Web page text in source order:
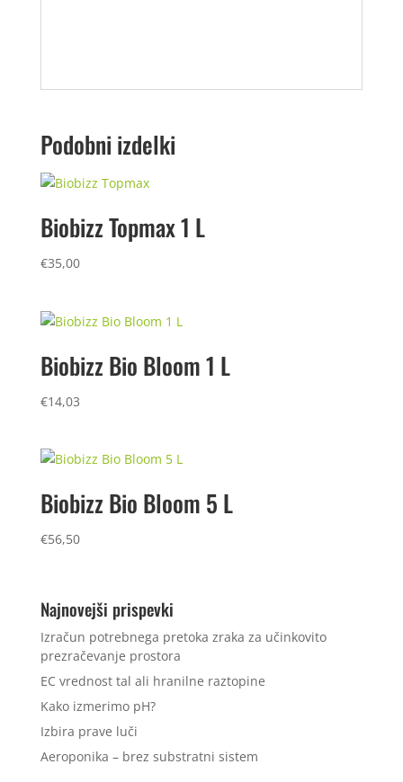
Podobni izdelki
Biobizz Topmax 1 L
€35,00
Biobizz Bio Bloom 1 L
€14,03
Biobizz Bio Bloom 5 L
€56,50
Najnovejši prispevki
Izračun potrebnega pretoka zraka za učinkovito
prezračevanje prostora
EC vrednost tal ali hranilne raztopine
Kako izmerimo pH?
Izbira prave luči
Aeroponika – brez substratni sistem